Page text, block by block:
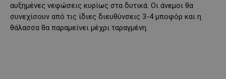
αυξημένες νεφώσεις κυρίως στα δυτικά. Οι άνεμοι θα
συνεχίσουν από τις ίδιες διευθύνσεις 3-4 μποφόρ και η
θάλασσα θα παραμείνει μέχρι ταραγμένη.